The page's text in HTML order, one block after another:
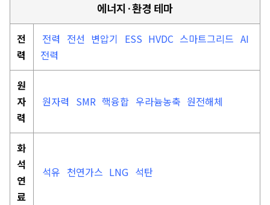
에너지·환경 테마
전
력
전력 전선 변압기 ESS HVDC 스마트그리드 AI
전력
원
자
력
원자력 SMR 핵융합 우라늄농축 원전해체
화
석
연
료
석유 천연가스 LNG 석탄